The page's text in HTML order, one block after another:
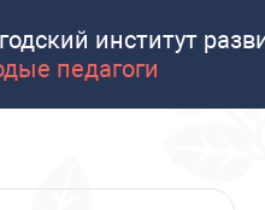
институт
педагоги